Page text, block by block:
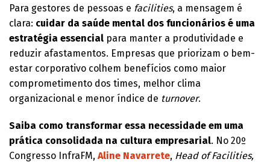
Para gestores de pessoas e facilities, a mensagem é
clara: cuidar da saúde mental dos funcionários é uma
estratégia essencial para manter a produtividade e
reduzir afastamentos. Empresas que priorizam o bem-
estar corporativo colhem benefícios como maior
comprometimento dos times, melhor clima
organizacional e menor índice de turnover.
Saiba como transformar essa necessidade em uma
prática consolidada na cultura empresarial. No 20º
Congresso InfraFM, Aline Navarrete, Head of Facilities,